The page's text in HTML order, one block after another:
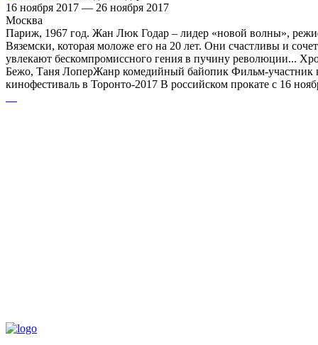
16 ноября 2017 — 26 ноября 2017
Москва
Париж, 1967 год. Жан Люк Годар – лидер «новой волны»,
Вяземски, которая моложе его на 20 лет. Они счастливы и
увлекают бескомпромиссного гения в пучину революции...
Бежо, Таня ЛоперЖанр комедийный байопик Фильм-участник
кинофестиваль в Торонто-2017 В российском прокате с 16